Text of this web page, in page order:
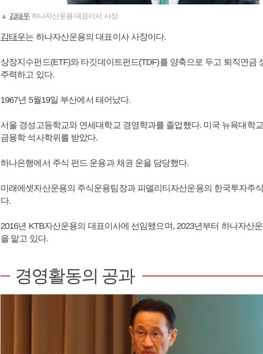
▲ 김태우 하나자산운용 대표이사 사장.
김태우는 하나자산운용의 대표이사 사장이다.
상장지수펀드(ETF)와 타깃데이트펀드(TDF)를 양축으로 두고 퇴직연금
주력하고 있다.
1967년 5월19일 부산에서 태어났다.
서울 경성고등학교와 연세대학교 경영학과를 졸업했다. 미국 뉴욕대학
금융학 석사학위를 받았다.
하나은행에서 주식 펀드 운용과 채권 운을 담당했다.
미래에셋자산운용의 주식운용팀장과 피델리티자산운용의 한국투자주
다.
2016년 KTB자산운용의 대표이사에 선임됐으며, 2023년부터 하나자산
을 맡고 있다.
경영활동의 공과